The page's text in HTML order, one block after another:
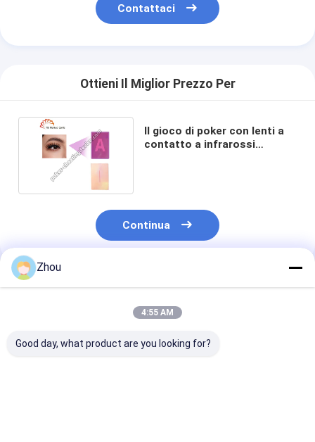
Contattaci
Ottieni Il Miglior Prezzo Per
Il gioco di poker con lenti a
contatto a infrarossi
Continua
Prodotti Raccomandati
Zhou
4:55 AM
Good day, what product are you looking for?